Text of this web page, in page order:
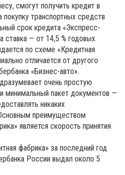
смогут получить кредит в
транспортных средств
срок кредита «Экспресс-
ставка — от 14,5 % годовых.
по схеме «Кредитная
отличается от другого
«Бизнес-авто».
очень простую
минимальный пакет документов —
никаких
преимуществом
является скорость принятия
фабрика» за последний год
России выдал около 5